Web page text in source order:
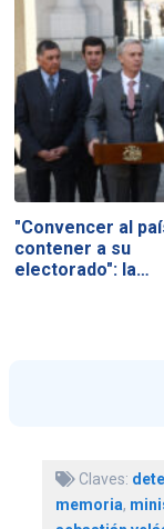
"Convencer al
contener a su
electorado": la…
Claves:
memoria,